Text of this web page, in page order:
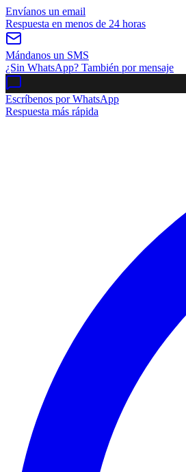
Envíanos un email
Respuesta en menos de 24 horas
Mándanos un SMS
¿Sin WhatsApp? También por mensaje
Escríbenos por WhatsApp
Respuesta más rápida